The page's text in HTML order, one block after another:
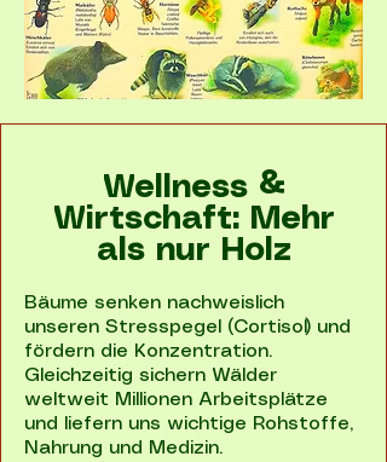
Wellness &
Wirtschaft: Mehr
als nur Holz
Bäume senken nachweislich
unseren Stresspegel (Cortisol) und
fördern die Konzentration.
Gleichzeitig sichern Wälder
weltweit Millionen Arbeitsplätze
und liefern uns wichtige Rohstoffe,
Nahrung und Medizin.